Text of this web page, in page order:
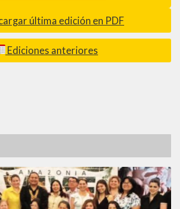
última edición en PDF
Ediciones anteriores